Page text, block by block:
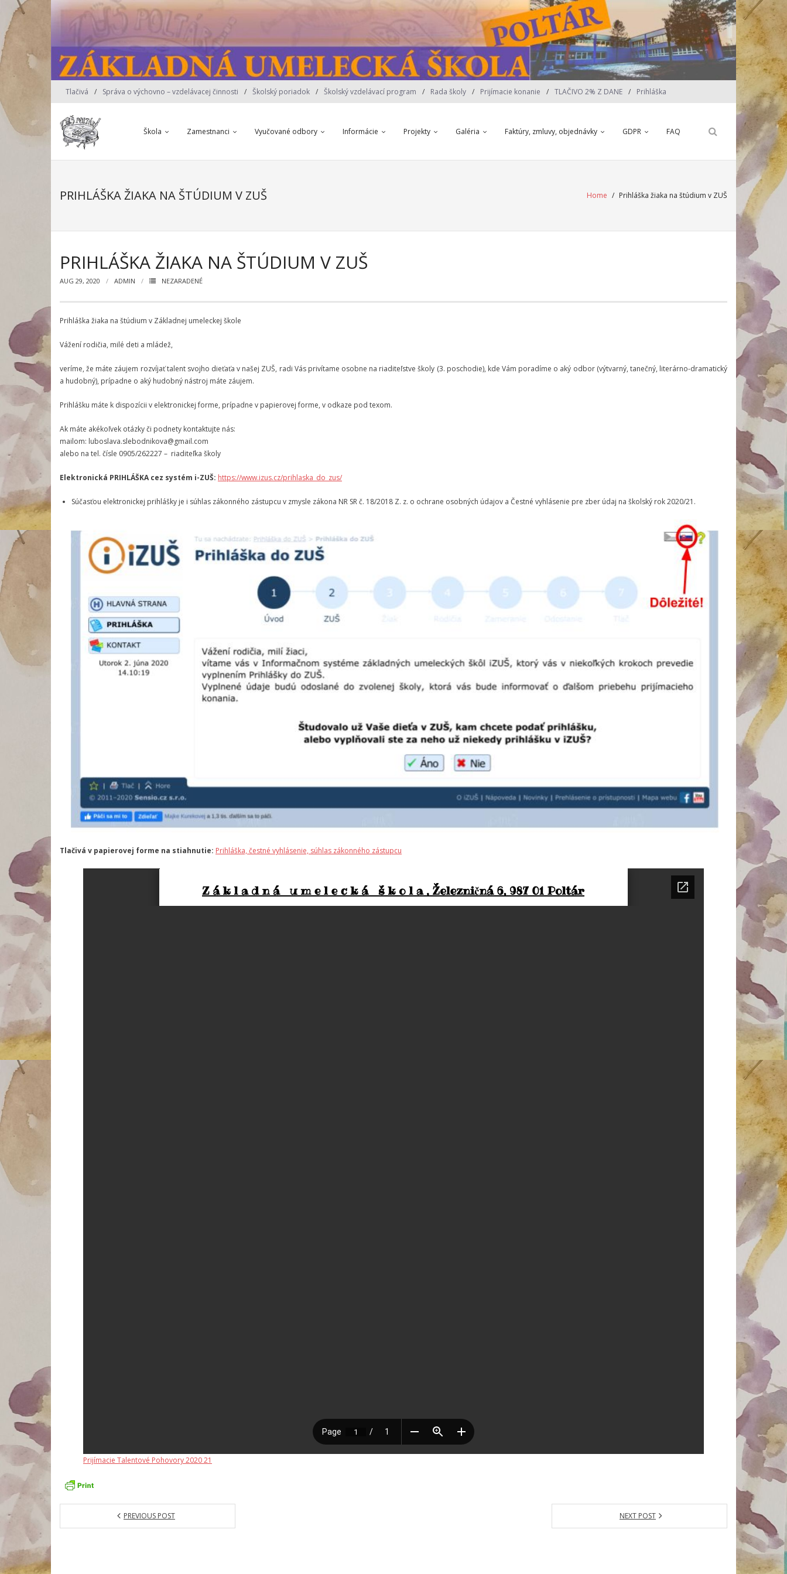
Tlačivá Správa o výchovno – vzdelávacej činnosti Školský poriadok Školský vzdelávací program Rada školy Prijímacie konanie TLAČIVO 2% Z DANE Prihláška
Škola Zamestnanci Vyučované odbory Informácie Projekty Galéria Faktúry, zmluvy, objednávky GDPR FAQ
PRIHLÁŠKA ŽIAKA NA ŠTÚDIUM V ZUŠ Home / Prihláška žiaka na štúdium v ZUŠ
PRIHLÁŠKA ŽIAKA NA ŠTÚDIUM V ZUŠ
AUG 29, 2020 ADMIN NEZARADENÉ
Prihláška žiaka na štúdium v Základnej umeleckej škole
Vážení rodičia, milé deti a mládež,
veríme, že máte záujem rozvíjať talent svojho dieťaťa v našej ZUŠ, radi Vás privítame osobne na riaditeľstve školy (3. poschodie), kde Vám poradíme o aký odbor (výtvarný, tanečný, literárno-dramatický
a hudobný), prípadne o aký hudobný nástroj máte záujem.
Prihlášku máte k dispozícii v elektronickej forme, prípadne v papierovej forme, v odkaze pod texom.
Ak máte akékoľvek otázky či podnety kontaktujte nás:
mailom: luboslava.slebodnikova@gmail.com
alebo na tel. čísle 0905/262227 – riaditeľka školy
Elektronická PRIHLÁŠKA cez systém i-ZUŠ: https://www.izus.cz/prihlaska_do_zus/
Súčasťou elektronickej prihlášky je i súhlas zákonného zástupcu v zmysle zákona NR SR č. 18/2018 Z. z. o ochrane osobných údajov a Čestné vyhlásenie pre zber údaj na školský rok 2020/21.
Tlačivá v papierovej forme na stiahnutie: Prihláška, čestné vyhlásenie, súhlas zákonného zástupcu
Prijímacie Talentové Pohovory 2020 21
PREVIOUS POST NEXT POST